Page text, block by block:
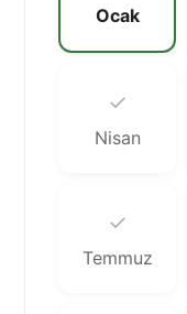
Ocak
✓
Nisan
✓
Temmuz